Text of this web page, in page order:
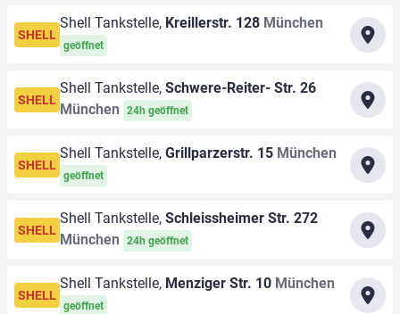
SHELL
Shell Tankstelle, Kreillerstr. 128 München
geöffnet
SHELL
Shell Tankstelle, Schwere-Reiter- Str. 26
München
24h geöffnet
SHELL
Shell Tankstelle, Grillparzerstr. 15 München
geöffnet
SHELL
Shell Tankstelle, Schleissheimer Str. 272
München
24h geöffnet
SHELL
Shell Tankstelle, Menziger Str. 10 München
geöffnet